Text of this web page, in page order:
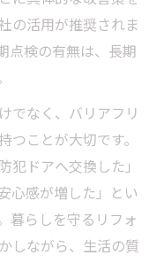
の活用が推奨されま
点検の有無は、長期
でなく、バリアフリ
つことが大切です。
犯ドアへ交換した」
心感が増した」とい
暮らしを守るリフォ
しながら、生活の質